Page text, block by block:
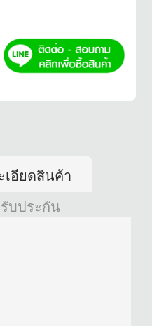
เอียดสินค้า
บประกัน